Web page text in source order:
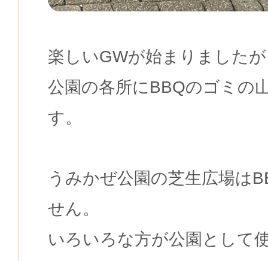
楽しいGWが始まりました
公園の各所にBBQのゴミの
す。
うみかぜ公園の芝生広場は
せん。
いろいろな方が公園として